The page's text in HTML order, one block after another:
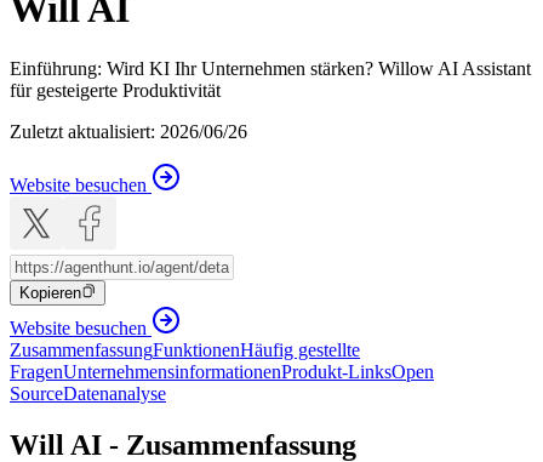
Will AI
Einführung: Wird KI Ihr Unternehmen stärken? Willow AI Assistant
für gesteigerte Produktivität
Zuletzt aktualisiert: 2026/06/26
Website besuchen
Kopieren
Website besuchen
ZusammenfassungFunktionenHäufig gestellte
FragenUnternehmensinformationenProdukt-LinksOpen
SourceDatenanalyse
Will AI - Zusammenfassung